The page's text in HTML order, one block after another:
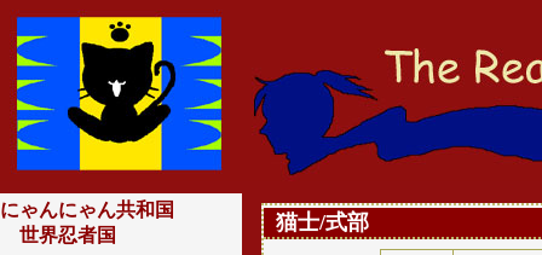
猫士/式部
にゃんにゃん共和国
世界忍者国